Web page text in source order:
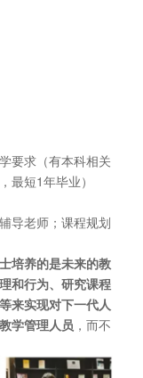
要求（有本科相关
最短1年毕业）
导老师；课程规划
培养的是未来的教
和行为、研究课程
来实现对下一代人
学管理人员 ，而不